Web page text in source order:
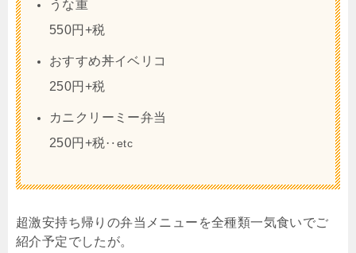
うな重
550円+税
おすすめ丼イベリコ
250円+税
カニクリーミー弁当
250円+税‥etc
超激安持ち帰りの弁当メニューを全種類一気食いでご
紹介予定でしたが。